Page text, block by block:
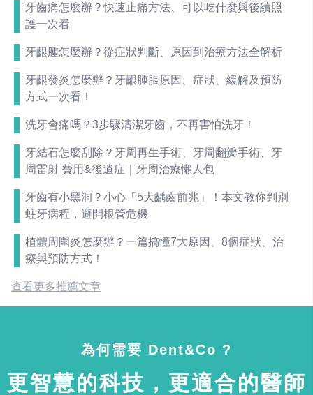
牙齒痛怎麼辦？快速止痛方法、可以吃什麼與後續照
護一次看
牙齦腫怎麼辦？從症狀判斷、原因到治療方法全解析
牙齦發炎怎麼辦？牙齦腫脹原因、症狀、緩解及預防
方式一次看！
洗牙會痛嗎？3步驟清潔牙齒，不再害怕洗牙！
牙結石怎麼刮除？牙周再生手術、牙周翻瓣手術、牙
周雷射 費用&後遺症｜牙周治療懶人包
牙齒有小黑洞？小心「5大齲齒前兆」！本文教你判別
蛀牙病程，避開根管危機
植體周圍炎怎麼辦？一篇搞懂7大原因、8個症狀、治
療與預防方式！
查看更多推薦文章
為何需要 Dent&Co ?
更智慧的科技，更適合的醫師